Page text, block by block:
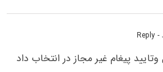
- Reply
پیغام غیر مجاز در انتخاب داد